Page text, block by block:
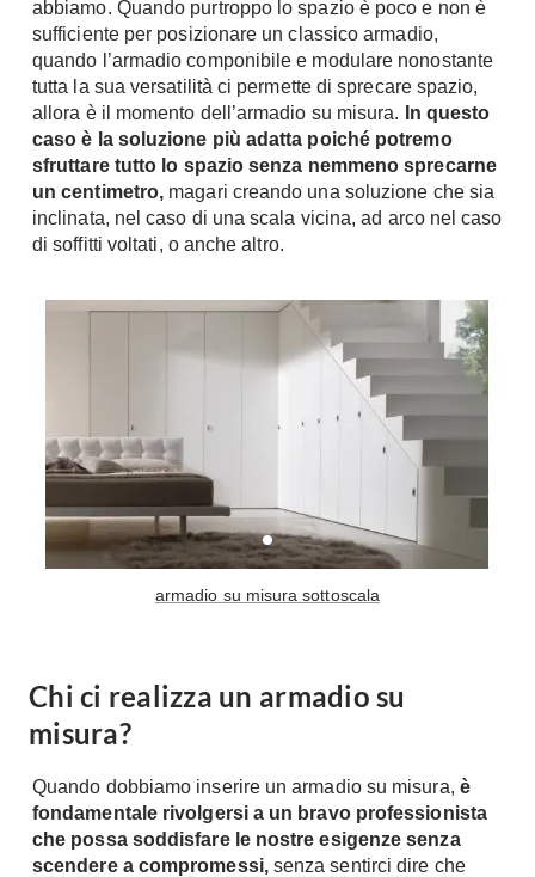
Contatti
Divani
Divani moderni
Divani classici
Poltrone
Poltroncine
Divanoletto
Divani in Pelle
Tavoli
Sedie
Tavolini
Tappeti
Oggettistica
Notte
Camere Matrimoniali
Comodino
Camere Classiche
Lenzuola
Ecologia
Geotermia
Case in Legno
Case Prefabbricate
Fotovoltaico
Riciclo
Energie Rinnovabili
Teleriscaldamento
Cura della casa
Pulizia
Detergenti
Aspirapolvere
Lavapavimenti
Progetti
Norme
Impianti
Hi-Fi
abbiamo. Quando purtroppo lo spazio è poco e non è
sufficiente per posizionare un classico armadio,
quando l’armadio componibile e modulare nonostante
tutta la sua versatilità ci permette di sprecare spazio,
allora è il momento dell’armadio su misura.
In questo
caso è la soluzione più adatta poiché potremo
sfruttare tutto lo spazio senza nemmeno sprecarne
un centimetro, magari creando una soluzione che sia
inclinata, nel caso di una scala vicina, ad arco nel caso
di soffitti voltati, o anche altro.
armadio su misura sottoscala
Chi ci realizza un armadio su
misura?
Quando dobbiamo inserire un armadio su misura, è
fondamentale rivolgersi a un bravo professionista
che possa soddisfare le nostre esigenze senza
scendere a compromessi,senza sentirci dire che